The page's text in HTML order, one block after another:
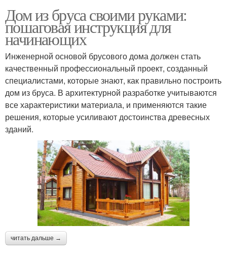
Дом из бруса своими руками:
пошаговая инструкция для
начинающих
Инженерной основой брусового дома должен стать
качественный профессиональный проект, созданный
специалистами, которые знают, как правильно построить
дом из бруса. В архитектурной разработке учитываются
все характеристики материала, и применяются такие
решения, которые усиливают достоинства древесных
зданий.
читать дальше →